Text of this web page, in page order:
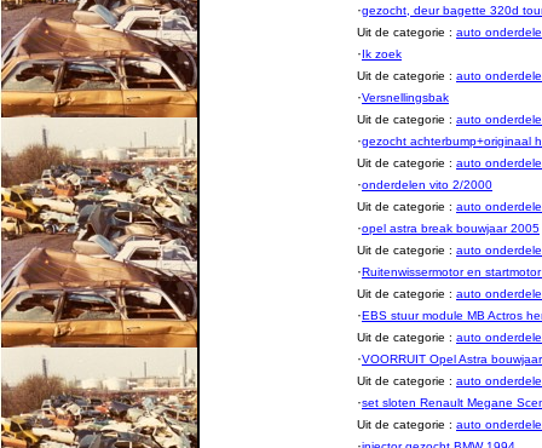
·gezocht, deur bagette 320d
Uit de categorie : auto
·Ik zoek
Uit de categorie : auto
·Versnellingsbak
Uit de categorie : auto
·gezocht achterbump+originaal
Uit de categorie : auto
·onderdelen vito 2/2000
Uit de categorie : auto
·opel astra break bouwjaar 2005
Uit de categorie : auto
·Ruitenwissermotor en
Uit de categorie : auto
·EBS stuur module MB Actros
Uit de categorie : auto
·VOORRUIT Opel Astra
Uit de categorie : auto
·set sloten Renault Megane
Uit de categorie : auto